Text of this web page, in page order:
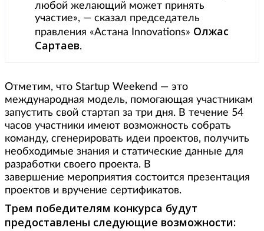
любой желающий может принять
участие», — сказал председатель
правления «Астана Innovations» Олжас
Сартаев.
Отметим, что Startup Weekend — это
международная модель, помогающая участникам
запустить свой стартап за три дня. В течение 54
часов участники имеют возможность собрать
команду, сгенерировать идеи проектов, получить
необходимые знания и статические данные для
разработки своего проекта. В
завершение мероприятия состоится презентация
проектов и вручение сертификатов.
Трем победителям конкурса будут
предоставлены следующие возможности: